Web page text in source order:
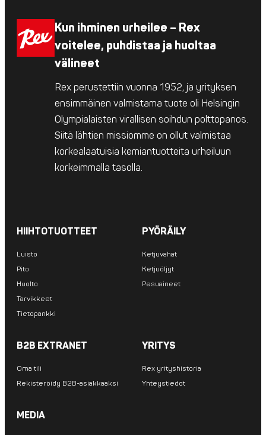
Kun ihminen urheilee – Rex
voitelee, puhdistaa ja huoltaa
välineet
Rex perustettiin vuonna 1952, ja yrityksen
ensimmäinen valmistama tuote oli Helsingin
Olympialaisten virallisen soihdun polttopanos.
Siitä lähtien missiomme on ollut valmistaa
korkealaatuisia kemiantuotteita urheiluun
korkeimmalla tasolla.
HIIHTOTUOTTEET
Luisto
Pito
Huolto
Tarvikkeet
Tietopankki
PYÖRÄILY
Ketjuvahat
Ketjuöljyt
Pesuaineet
B2B EXTRANET
Oma tili
Rekisteröidy B2B-asiakkaaksi
YRITYS
Rex yrityshistoria
Yhteystiedot
MEDIA